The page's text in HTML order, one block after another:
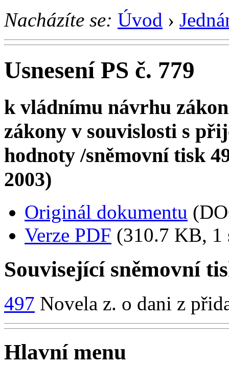
Nacházíte se: Úvod ›
Usnesení PS č. 779
k vládnímu návrhu
zákony v souvislosti s
hodnoty /sněmovní tisk
2003)
Originál dokumentu
Verze PDF (310.7 KB, 1
Související sněmovní
497 Novela z. o dani z
Hlavní menu